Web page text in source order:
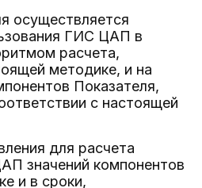
осуществляется
ГИС ЦАП в
расчета,
методике, и на
Показателя,
с настоящей
для расчета
значений компонентов
и в сроки,